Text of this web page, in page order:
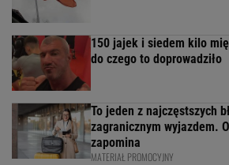
150 jajek i siedem kilo
do czego to doprowadziło
To jeden z najczęstszych
zagranicznym wyjazdem.
zapomina
MATERIAŁ PROMOCYJNY